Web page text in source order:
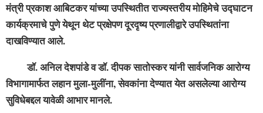
मंत्री प्रकाश आबिटकर यांच्या उपस्थितीत राज्यस्तरीय मोहिमेचे उद्घाटन
कार्यक्रमाचे पुणे येथून थेट प्रक्षेपण दूरदृष्य प्रणालीद्वारे उपस्थितांना
दाखविण्यात आले.
डॉ. अनिल देशपांडे व डॉ. दीपक सातोस्कर यांनी सार्वजनिक आरोग्य
विभागामार्फत लहान मुला-मुलींना, सेवकांना देण्यात येत असलेल्या आरोग्य
सुविधेबद्दल यावेळी आभार मानले.